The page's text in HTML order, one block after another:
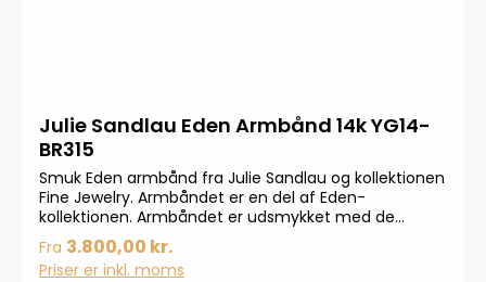
Julie Sandlau Eden Armbånd 14k YG14-
BR315
Smuk Eden armbånd fra Julie Sandlau og kollektionen
Fine Jewelry. Armbåndet er en del af Eden-
kollektionen. Armbåndet er udsmykket med de
smukkeste hvide ferskvandsperler.Længde: Medium
17-18,5cm Large 18,5-20 cm
Fra 3.800,00 kr.
Priser er inkl. moms